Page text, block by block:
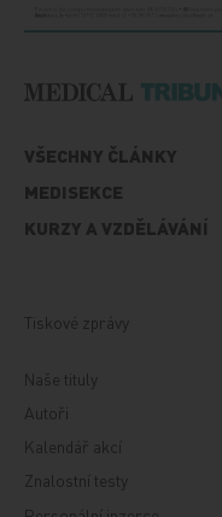
VŠECHNY ČLÁNKY
MEDISEKCE
KURZY A VZDĚLÁVÁNÍ
Tiskové zprávy
Naše tituly
Autoři
Kalendář akcí
Znalostní testy